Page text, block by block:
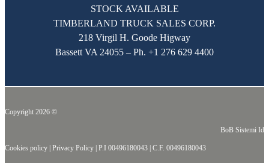
STOCK AVAILABLE
TIMBERLAND TRUCK SALES CORP.
218 Virgil H. Goode Higway
Bassett VA 24055 – Ph. +1 276 629 4400
Copyright 2026 ©
BoB Sistemi
Cookies policy | Privacy Policy | P.I 00496180043 | C.F. 00496180043